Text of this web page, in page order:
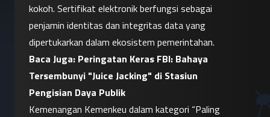
kokoh. Sertifikat elektronik berfungsi sebagai
penjamin identitas dan integritas data yang
dipertukarkan dalam ekosistem pemerintahan.
Baca Juga: Peringatan Keras FBI: Bahaya
Tersembunyi "Juice Jacking" di Stasiun
Pengisian Daya Publik
Kemenangan Kemenkeu dalam kategori “Paling